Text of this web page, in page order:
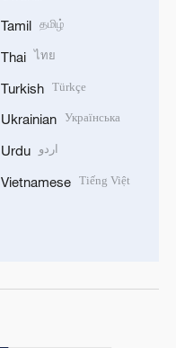
Tamil தமிழ்
Thai ไทย
Turkish Türkçe
Ukrainian Українська
Urdu اردو
Vietnamese Tiếng Việt